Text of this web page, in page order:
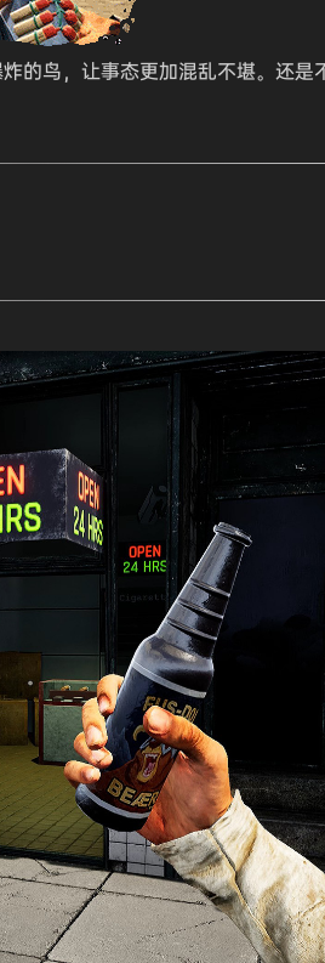
的鸟，让事态更加混乱不堪。还是